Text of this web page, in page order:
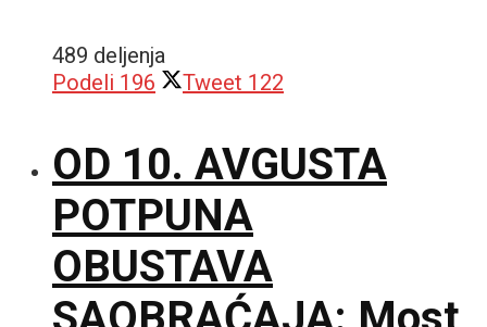
489 deljenja
Podeli 196 Tweet 122
OD 10. AVGUSTA
POTPUNA
OBUSTAVA